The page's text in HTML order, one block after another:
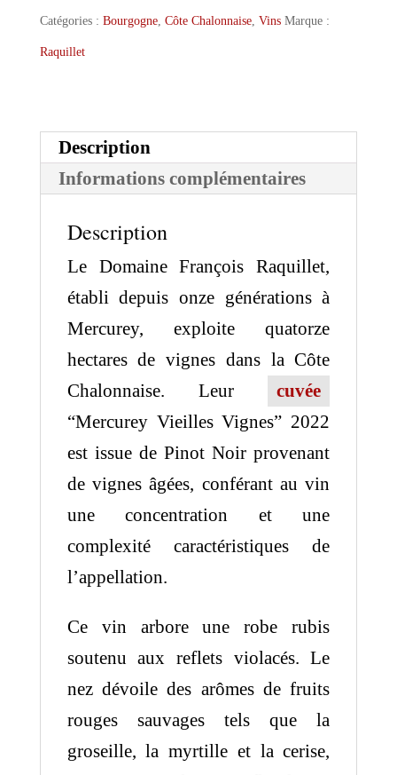
Raquillet
Mercurey
2022
Catégories : Bourgogne, Côte Chalonnaise, Vins Marque :
Raquillet
Description
Informations complémentaires
Description
Le Domaine François Raquillet,
établi depuis onze générations à
Mercurey, exploite quatorze
hectares de vignes dans la Côte
Chalonnaise. Leur
cuvée
“Mercurey Vieilles Vignes” 2022
est issue de Pinot Noir provenant
de vignes âgées, conférant au vin
une concentration et une
complexité caractéristiques de
l’appellation.
Ce vin arbore une robe rubis
soutenu aux reflets violacés. Le
nez dévoile des arômes de fruits
rouges sauvages tels que la
groseille, la myrtille et la cerise,